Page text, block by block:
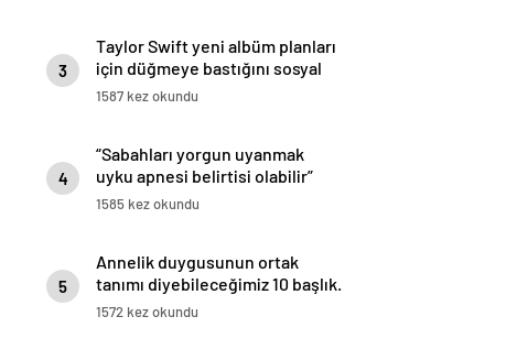
3
Taylor Swift yeni albüm planları
için düğmeye bastığını sosyal
medyadan duyurdu!
1587 kez okundu
4
“Sabahları yorgun uyanmak
uyku apnesi belirtisi olabilir”
1585 kez okundu
5
Annelik duygusunun ortak
tanımı diyebileceğimiz 10 başlık.
1572 kez okundu